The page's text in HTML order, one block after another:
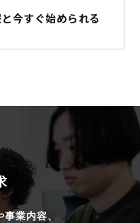
今すぐ始められる
業内容、